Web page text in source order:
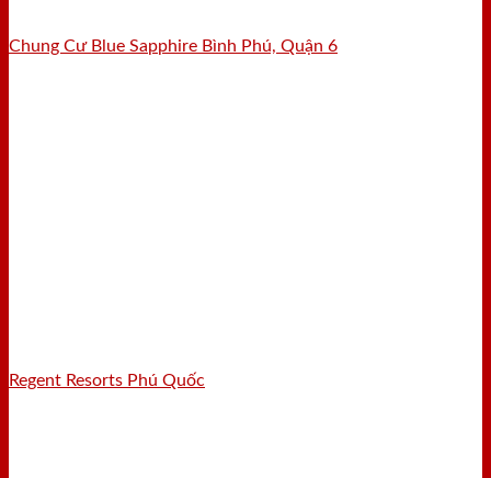
Chung Cư Blue Sapphire Bình Phú, Quận 6
Regent Resorts Phú Quốc